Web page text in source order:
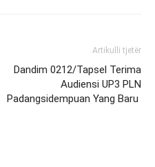
Artikulli tjetër
Dandim 0212/Tapsel Terima
Audiensi UP3 PLN
Padangsidempuan Yang Baru